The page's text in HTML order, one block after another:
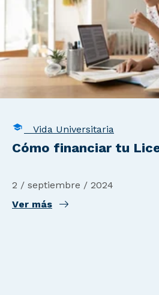
Vida Universitaria
Cómo financiar tu
2 / septiembre / 2024
Ver más